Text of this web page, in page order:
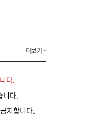
더보기 +
다.
니다.
지합니다.